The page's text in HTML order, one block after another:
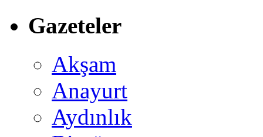
Gazeteler
Akşam
Anayurt
Aydınlık